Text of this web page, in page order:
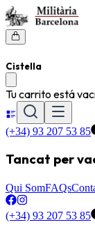
Cistella
Tu carrito está
(+34) 93 207 53 85
Tancat per
Qui SomFAQs
(+34) 93 207 53 85